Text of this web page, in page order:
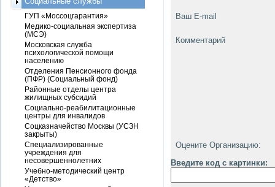
Ваш E-mail
Комментарий
Оцените Организацию:
Введите код с картинки:
ГУП «Моссоцгарантия»
Медико-социальная экспертиза
(МСЭ)
Московская служба
психологической помощи
населению
Отделения Пенсионного фонда
(ПФР) (Социальный фонд)
Районные отделы центра
жилищных субсидий
Социально-реабилитационные
центры для инвалидов
Соцказначейство Москвы (УСЗН
закрыты)
Специализированные
учреждения для
несовершеннолетних
Учебно-методический центр
«Детство»